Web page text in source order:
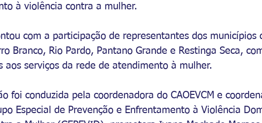
à violência contra a mulher.
com a participação de representantes dos municípios
Branco, Rio Pardo, Pantano Grande e Restinga Seca,
aos serviços da rede de atendimento à mulher.
foi conduzida pela coordenadora do CAOEVCM e
Especial de Prevenção e Enfrentamento à Violência